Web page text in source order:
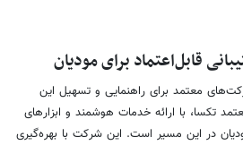
قابل‌اعتماد برای مودیان
معتمد برای راهنمایی و تسهیل این
تکسا، با ارائه خدمات هوشمند و ابزارهای
در این مسیر است. این شرکت با بهره‌گیری